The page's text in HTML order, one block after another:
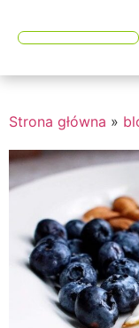
Strona główna »
Teraz z kodem "Lato"